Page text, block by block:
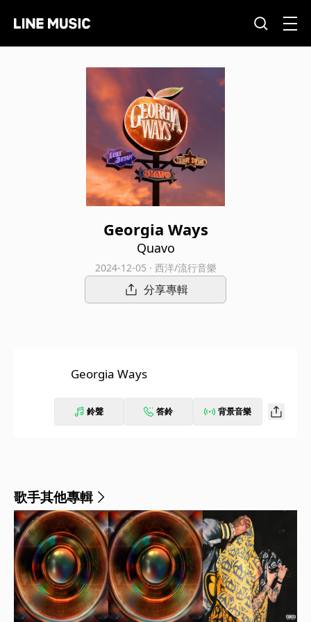
Georgia Ways
Quavo
2024-12-05 · 西洋/流行音樂
分享專輯
Georgia Ways
鈴聲 答鈴 背景音樂
歌手其他專輯